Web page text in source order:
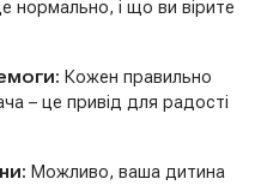
нормально, і що ви вірите
Кожен правильно
– це привід для радості
Можливо, ваша дитина